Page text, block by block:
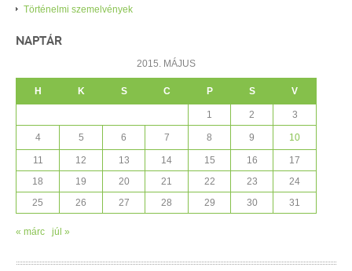
Történelmi szemelvények
NAPTÁR
2015. MÁJUS
H K S C P S V
1 2 3
4 5 6 7 8 9 10
11 12 13 14 15 16
17
18
19 20 21 22 23
24
25
26 27 28 29 30 31
« márc júl »